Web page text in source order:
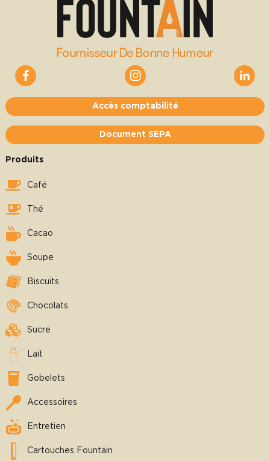
Accès comptabilité
Document SEPA
Produits
Café
Thé
Cacao
Soupe
Biscuits
Chocolats
Sucre
Lait
Gobelets
Accessoires
Entretien
Cartouches Fountain